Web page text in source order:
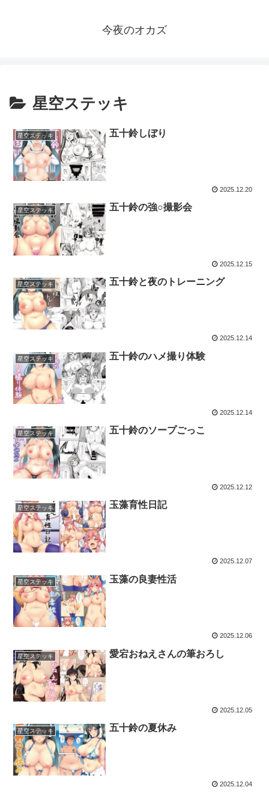
今夜のオカズ
星空ステッキ
星空ステッキ 五十鈴しぼり
2025.12.20
星空ステッキ 五十鈴の強○撮影会
2025.12.15
星空ステッキ 五十鈴と夜のトレーニング
2025.12.14
星空ステッキ 五十鈴のハメ撮り体験
2025.12.14
星空ステッキ 五十鈴のソープごっこ
2025.12.12
星空ステッキ 玉藻育性日記
2025.12.07
星空ステッキ 玉藻の良妻性活
2025.12.06
星空ステッキ 愛宕おねえさんの筆おろし
2025.12.05
星空ステッキ 五十鈴の夏休み
2025.12.04